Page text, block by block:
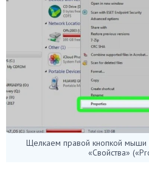
Щелкаем правой кнопкой мыши
«Свойства»